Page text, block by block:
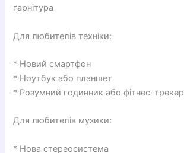
гарнітура
Для любителів техніки:
* Новий смартфон
* Ноутбук або планшет
* Розумний годинник або фітнес-трекер
Для любителів музики:
* Нова стереосистема